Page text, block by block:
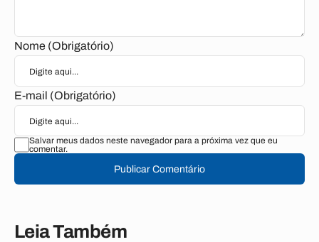
Nome (Obrigatório)
E-mail (Obrigatório)
Salvar meus dados neste navegador para a próxima vez que eu
comentar.
Publicar Comentário
Leia Também